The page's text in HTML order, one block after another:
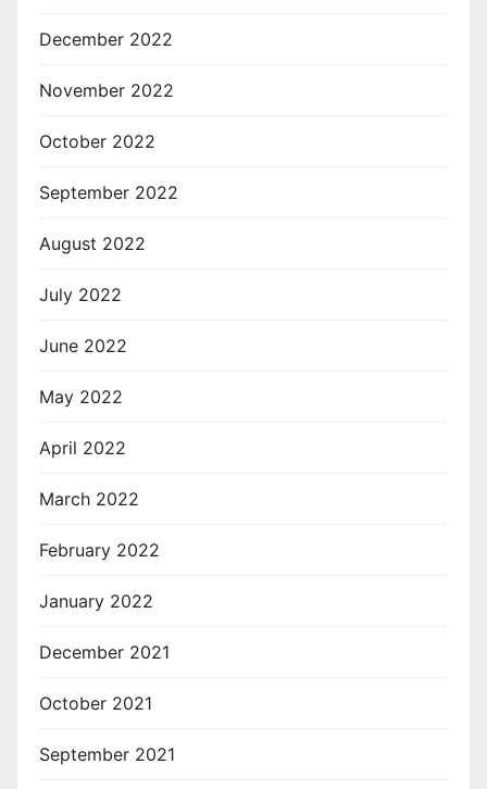
December 2022
November 2022
October 2022
September 2022
August 2022
July 2022
June 2022
May 2022
April 2022
March 2022
February 2022
January 2022
December 2021
October 2021
September 2021